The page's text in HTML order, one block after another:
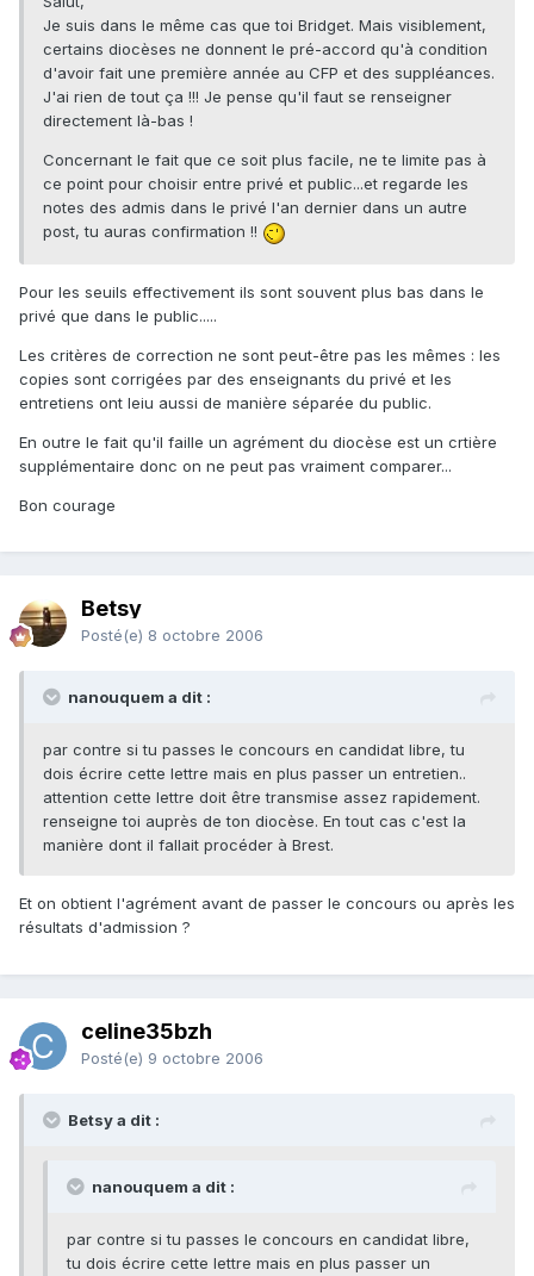
Je suis dans le même cas que toi Bridget. Mais visiblement,
certains diocèses ne donnent le pré-accord qu'à condition
d'avoir fait une première année au CFP et des suppléances.
J'ai rien de tout ça !!! Je pense qu'il faut se renseigner
directement là-bas !
Concernant le fait que ce soit plus facile, ne te limite pas à
ce point pour choisir entre privé et public...et regarde les
notes des admis dans le privé l'an dernier dans un autre
post, tu auras confirmation !!
Pour les seuils effectivement ils sont souvent plus bas dans le
privé que dans le public.....
Les critères de correction ne sont peut-être pas les mêmes : les
copies sont corrigées par des enseignants du privé et les
entretiens ont leiu aussi de manière séparée du public.
En outre le fait qu'il faille un agrément du diocèse est un crtière
supplémentaire donc on ne peut pas vraiment comparer...
Bon courage
Betsy
Posté(e) 8 octobre 2006
nanouquem a dit :
par contre si tu passes le concours en candidat libre, tu
dois écrire cette lettre mais en plus passer un entretien..
attention cette lettre doit être transmise assez rapidement.
renseigne toi auprès de ton diocèse. En tout cas c'est la
manière dont il fallait procéder à Brest.
Et on obtient l'agrément avant de passer le concours ou après les
résultats d'admission ?
celine35bzh
Posté(e) 9 octobre 2006
Betsy a dit :
nanouquem a dit :
par contre si tu passes le concours en candidat libre,
tu dois écrire cette lettre mais en plus passer un